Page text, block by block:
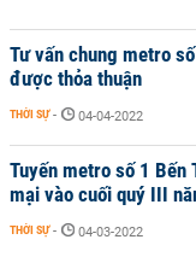
Tư vấn chung metro
được thỏa thuận
THỜI SỰ - 04-04-2022
Tuyến metro số 1 Bến
mại vào cuối quý III
THỜI SỰ - 04-03-2022